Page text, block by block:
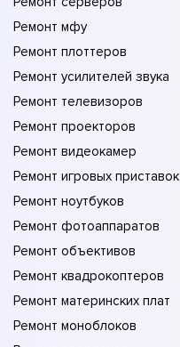
Ремонт мфу
Ремонт плоттеров
Ремонт усилителей звука
Ремонт телевизоров
Ремонт проекторов
Ремонт видеокамер
Ремонт игровых приставок
Ремонт ноутбуков
Ремонт фотоаппаратов
Ремонт объективов
Ремонт квадрокоптеров
Ремонт материнских плат
Ремонт моноблоков